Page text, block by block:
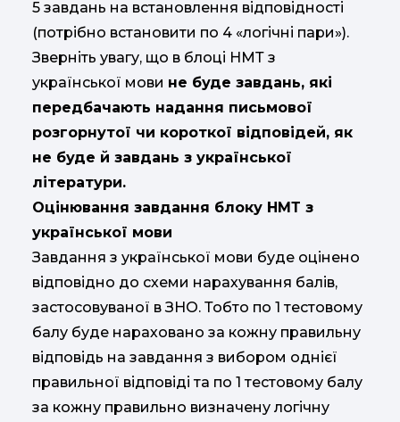
5 завдань на встановлення відповідності
(потрібно встановити по 4 «логічні пари»).
Зверніть увагу, що в блоці НМТ з
української мови не буде завдань, які
передбачають надання письмової
розгорнутої чи короткої відповідей, як
не буде й завдань з української
літератури.
Оцінювання завдання блоку НМТ з
української мови
Завдання з української мови буде оцінено
відповідно до схеми нарахування балів,
застосовуваної в ЗНО. Тобто по 1 тестовому
балу буде нараховано за кожну правильну
відповідь на завдання з вибором однієї
правильної відповіді та по 1 тестовому балу
за кожну правильно визначену логічну